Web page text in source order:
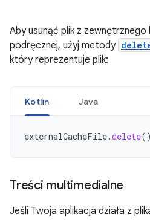
Aby usunąć plik z
podręcznej, użyj metody
który reprezentuje plik:
Kotlin Java
externalCacheFile.delete()
Treści multimedialne
Jeśli Twoja aplikacja działa z